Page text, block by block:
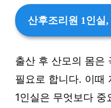
산후조리원 1인실
출산 후 산모의 몸은
필요로 합니다. 이때
1인실은 무엇보다